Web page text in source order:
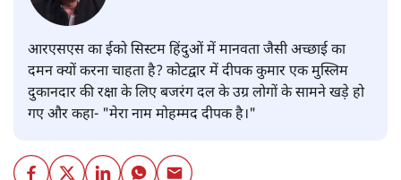
आरएसएस का ईको सिस्टम हिंदुओं में मानवता जैसी अच्छाई का
दमन क्यों करना चाहता है? कोटद्वार में दीपक कुमार एक मुस्लिम
दुकानदार की रक्षा के लिए बजरंग दल के उग्र लोगों के सामने खड़े हो
गए और कहा- "मेरा नाम मोहम्मद दीपक है।"